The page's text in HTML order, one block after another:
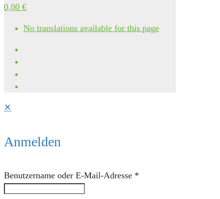
0,00 €
No translations available for this page
✕
Anmelden
Benutzername oder E-Mail-Adresse *